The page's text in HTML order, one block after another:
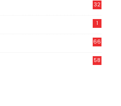
32
1
66
58